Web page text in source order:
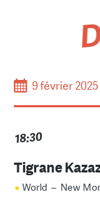
9 février 2025
18:30
Tigrane
World – New